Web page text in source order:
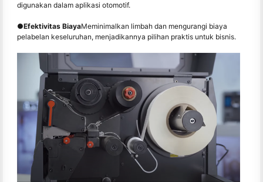
digunakan dalam aplikasi otomotif.
●Efektivitas BiayaMeminimalkan limbah dan mengurangi biaya
pelabelan keseluruhan, menjadikannya pilihan praktis untuk bisnis.